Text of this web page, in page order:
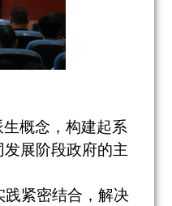
概念， 构建起系
展阶段政府的主
紧密结合，解决